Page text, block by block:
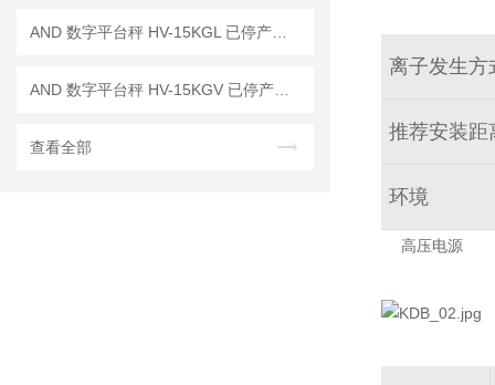
查看全部
离子发生方
推荐安装距
环境
高压电源